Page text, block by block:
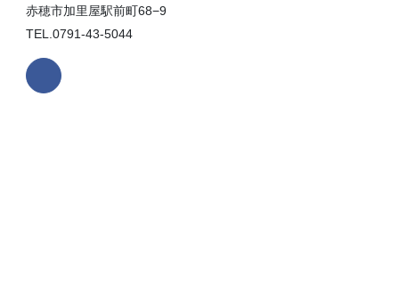
赤穂市加里屋駅前町68−9
TEL.0791-43-5044